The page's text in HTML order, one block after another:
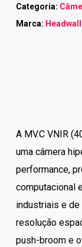
Categoria:
Marca: Headwall
A MV.C VNIR
uma câmera
performance,
computacional
industriais e
resolução
push-broom e